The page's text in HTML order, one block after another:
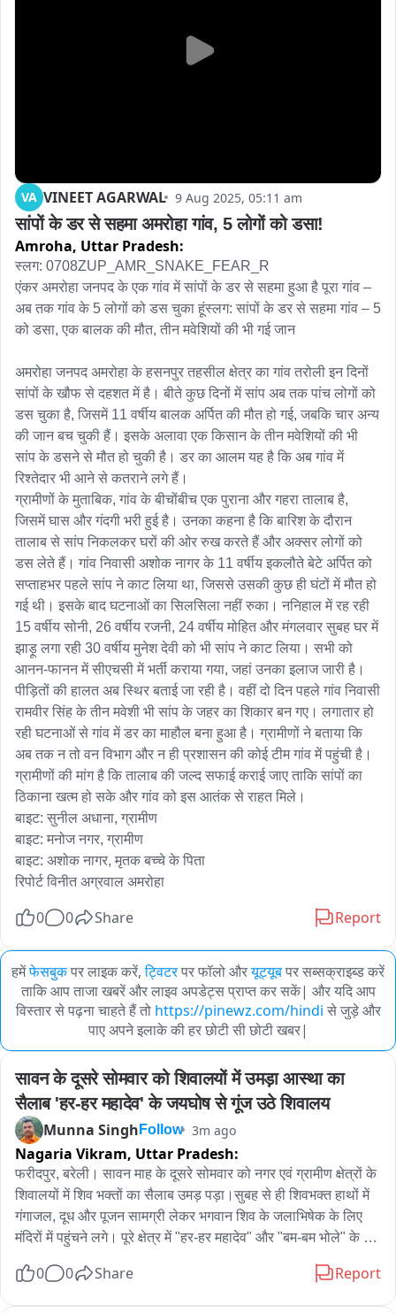
VA VINEET AGARWAL 9 Aug 2025, 05:11 am
सांपों के डर से सहमा अमरोहा गांव, 5 लोगों को डसा!
Amroha, Uttar Pradesh:
स्लग: 0708ZUP_AMR_SNAKE_FEAR_R
एंकर अमरोहा जनपद के एक गांव में सांपों के डर से सहमा हुआ है पूरा गांव –
अब तक गांव के 5 लोगों को डस चुका हूंस्लग: सांपों के डर से सहमा गांव – 5
को डसा, एक बालक की मौत, तीन मवेशियों की भी गई जान
अमरोहा जनपद अमरोहा के हसनपुर तहसील क्षेत्र का गांव तरोली इन दिनों
सांपों के खौफ से दहशत में है। बीते कुछ दिनों में सांप अब तक पांच लोगों को
डस चुका है, जिसमें 11 वर्षीय बालक अर्पित की मौत हो गई, जबकि चार अन्य
की जान बच चुकी हैं। इसके अलावा एक किसान के तीन मवेशियों की भी
सांप के डसने से मौत हो चुकी है। डर का आलम यह है कि अब गांव में
रिश्तेदार भी आने से कतराने लगे हैं।
ग्रामीणों के मुताबिक, गांव के बीचोंबीच एक पुराना और गहरा तालाब है,
जिसमें घास और गंदगी भरी हुई है। उनका कहना है कि बारिश के दौरान
तालाब से सांप निकलकर घरों की ओर रुख करते हैं और अक्सर लोगों को
डस लेते हैं। गांव निवासी अशोक नागर के 11 वर्षीय इकलौते बेटे अर्पित को
सप्ताहभर पहले सांप ने काट लिया था, जिससे उसकी कुछ ही घंटों में मौत हो
गई थी। इसके बाद घटनाओं का सिलसिला नहीं रुका। ननिहाल में रह रही
15 वर्षीय सोनी, 26 वर्षीय रजनी, 24 वर्षीय मोहित और मंगलवार सुबह घर में
झाड़ू लगा रही 30 वर्षीय मुनेश देवी को भी सांप ने काट लिया। सभी को
आनन-फानन में सीएचसी में भर्ती कराया गया, जहां उनका इलाज जारी है।
पीड़ितों की हालत अब स्थिर बताई जा रही है। वहीं दो दिन पहले गांव निवासी
रामवीर सिंह के तीन मवेशी भी सांप के जहर का शिकार बन गए। लगातार हो
रही घटनाओं से गांव में डर का माहौल बना हुआ है। ग्रामीणों ने बताया कि
अब तक न तो वन विभाग और न ही प्रशासन की कोई टीम गांव में पहुंची है।
ग्रामीणों की मांग है कि तालाब की जल्द सफाई कराई जाए ताकि सांपों का
ठिकाना खत्म हो सके और गांव को इस आतंक से राहत मिले।
बाइट: सुनील अधाना, ग्रामीण
बाइट: मनोज नगर, ग्रामीण
बाइट: अशोक नागर, मृतक बच्चे के पिता
रिपोर्ट विनीत अग्रवाल अमरोहा
0 0 Share Report
हमेंफेसबुकपर लाइक करें, ट्विटरपर फॉलो औरयूट्यूबपर सब्सक्राइब्ड करें
ताकि आप ताजा खबरें और लाइव अपडेट्स प्राप्त कर सकें| और यदि आप
विस्तार से पढ़ना चाहते हैं तो https://pinewz.com/hindi से जुड़े और
पाए अपने इलाके की हर छोटी सी छोटी खबर|
सावन के दूसरे सोमवार को शिवालयों में उमड़ा आस्था का
सैलाब 'हर-हर महादेव' के जयघोष से गूंज उठे शिवालय
Munna Singh Follow 3m ago
Nagaria Vikram, Uttar Pradesh:
फरीदपुर, बरेली। सावन माह के दूसरे सोमवार को नगर एवं ग्रामीण क्षेत्रों के
शिवालयों में शिव भक्तों का सैलाब उमड़ पड़ा।सुबह से ही शिवभक्त हाथों में
गंगाजल, दूध और पूजन सामग्री लेकर भगवान शिव के जलाभिषेक के लिए
मंदिरों में पहुंचने लगे। पूरे क्षेत्र में "हर-हर महादेव" और "बम-बम भोले" के
भरकर बड़ी संख्या में काबरिया भक्तों की टोली बम बम भोले के जयकारों के
0 0 Share Report